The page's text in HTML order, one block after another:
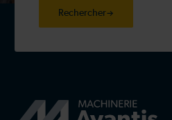
Rechercher